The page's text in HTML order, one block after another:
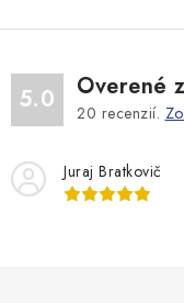
5.0 Overené
20 recenzií.
Juraj Bratkovič